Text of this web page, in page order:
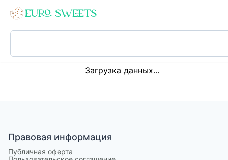
Загрузка данных...
Правовая информация
Публичная оферта